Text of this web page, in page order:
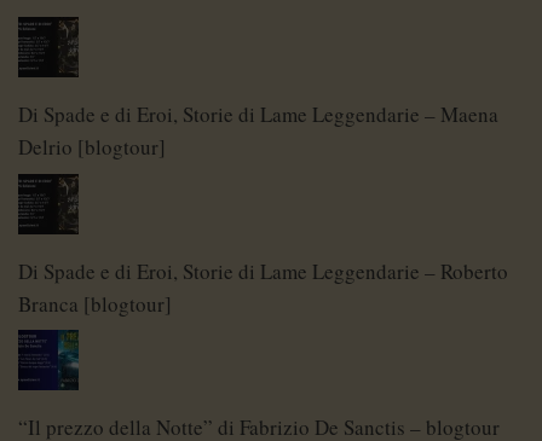
Di Spade e di Eroi, Storie di Lame Leggendarie – Maena
Delrio [blogtour]
Di Spade e di Eroi, Storie di Lame Leggendarie – Roberto
Branca [blogtour]
“Il prezzo della Notte” di Fabrizio De Sanctis – blogtour